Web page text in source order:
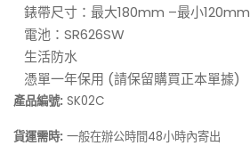
錶帶尺寸：最大180mm –最小120mm
電池：SR626SW
生活防水
憑單一年保用 (請保留購買正本單據)
產品編號: SK02C
貨運需時: 一般在辦公時間 48小時內寄出